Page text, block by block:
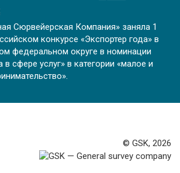
Сюрвейерская Компания» заняла 1
конкурсе «Экспортер года» в
федеральном округе в номинации
в сфере услуг» в категории «малое и
© GSK, 2026